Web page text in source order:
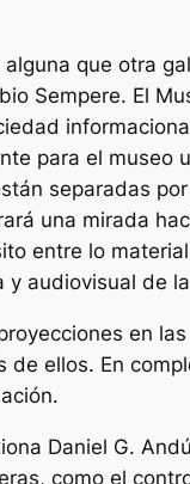
que otra
Sempere. El
para el museo
separadas
una mirada
entre lo
y audiovisual de
en
de ellos. En
Daniel G.
como el